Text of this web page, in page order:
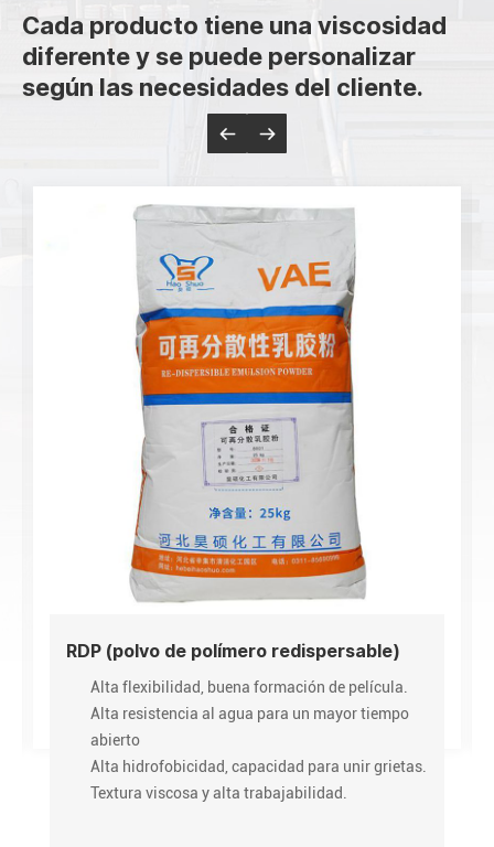
Cada producto tiene una viscosidad
diferente y se puede personalizar
según las necesidades del cliente.
RDP (polvo de polímero redispersable)
Alta flexibilidad, buena formación de película.
Alta resistencia al agua para un mayor tiempo
abierto
Alta hidrofobicidad, capacidad para unir grietas.
Textura viscosa y alta trabajabilidad.